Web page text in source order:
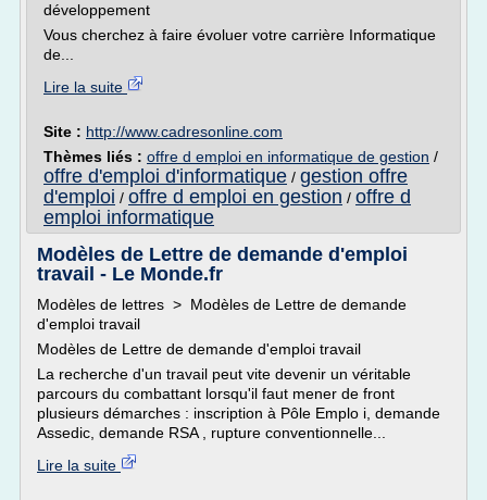
développement
Vous cherchez à faire évoluer votre carrière Informatique
de...
Lire la suite
Site : http://www.cadresonline.com
Thèmes liés : offre d emploi en informatique de gestion /
offre d'emploi d'informatique / gestion offre
d'emploi / offre d emploi en gestion / offre d
emploi informatique
Modèles de Lettre de demande d'emploi
travail - Le Monde.fr
Modèles de lettres > Modèles de Lettre de demande
d'emploi travail
Modèles de Lettre de demande d'emploi travail
La recherche d'un travail peut vite devenir un véritable
parcours du combattant lorsqu'il faut mener de front
plusieurs démarches : inscription à Pôle Emplo i, demande
Assedic, demande RSA , rupture conventionnelle...
Lire la suite